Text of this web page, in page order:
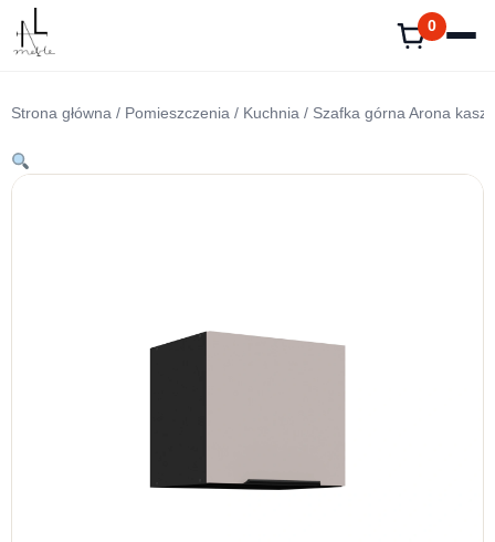
Przejdź
treści
0
Strona główna / Pomieszczenia / Kuchnia / Szafka górna Arona